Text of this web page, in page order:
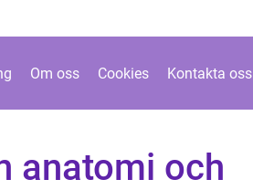
Om oss Cookies Kontakta oss
anatomi och